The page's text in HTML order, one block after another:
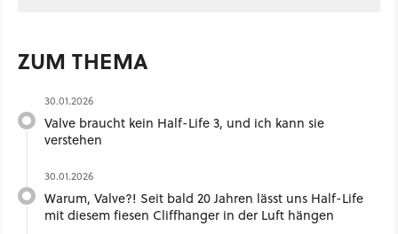
ZUM THEMA
30.01.2026
Valve braucht kein Half-Life 3, und ich kann sie
verstehen
30.01.2026
Warum, Valve?! Seit bald 20 Jahren lässt uns Half-Life
mit diesem fiesen Cliffhanger in der Luft hängen